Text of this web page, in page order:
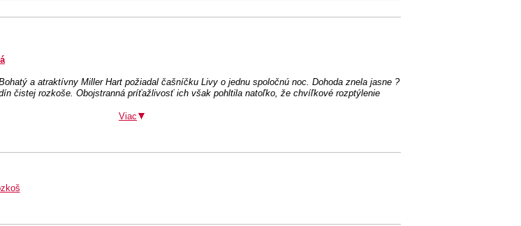
a atraktívny Miller Hart požiadal čašníčku Livy o jednu spoločnú noc. Dohoda znela jasne ?
čistej rozkoše. Obojstranná príťažlivosť ich však pohltila natoľko, že chvíľkové rozptýlenie
Viac